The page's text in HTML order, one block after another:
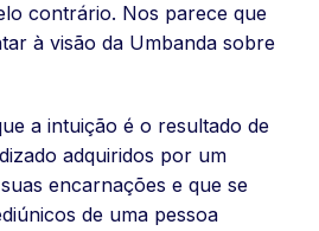
contrário. Nos parece que
à visão da Umbanda sobre
a intuição é o resultado de
adquiridos por um
encarnações e que se
de uma pessoa